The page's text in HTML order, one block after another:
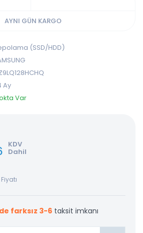
AYNI GÜN KARGO
(SSD/HDD)
Ay
Var
KDV
Dahil
farksız 3-6 taksit imkanı